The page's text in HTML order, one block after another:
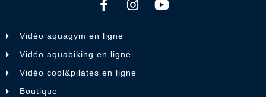
Vidéo aquagym en ligne
Vidéo aquabiking en ligne
Vidéo cool&pilates en ligne
Boutique